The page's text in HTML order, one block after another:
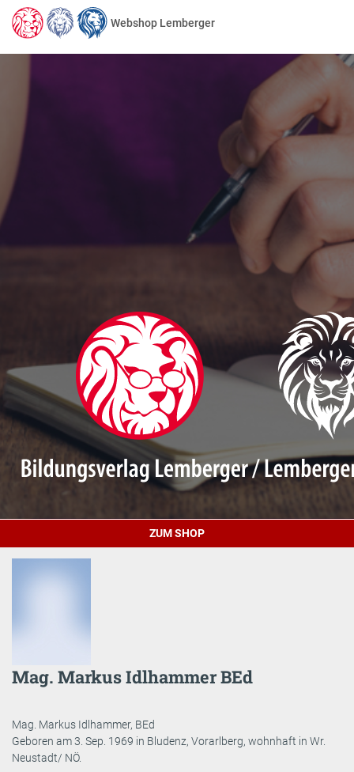
Webshop Lemberger
ZUM SHOP
Mag. Markus Idlhammer BEd
Mag. Markus Idlhammer, BEd
Geboren am 3. Sep. 1969 in Bludenz, Vorarlberg, wohnhaft in Wr.
Neustadt/ NÖ.